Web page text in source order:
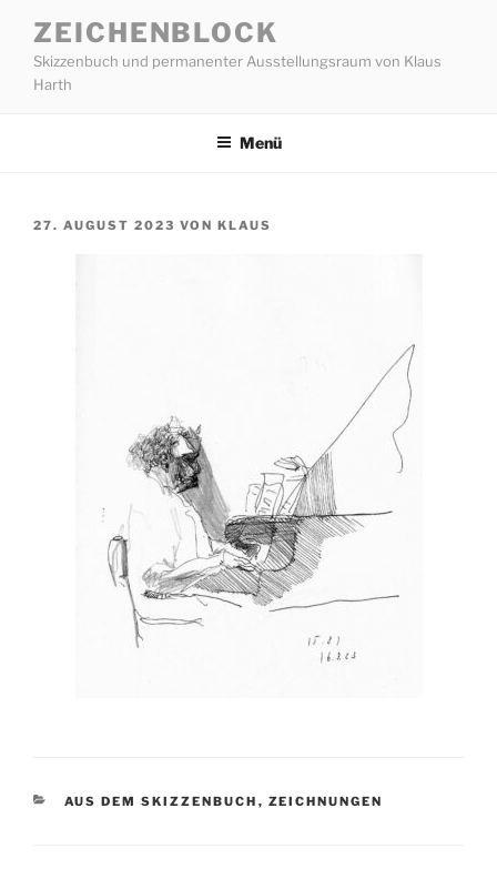
Inhalt
springen
ZEICHENBLOCK
Skizzenbuch und permanenter Ausstellungsraum von Klaus
Harth
Menü
VERÖFFENTLICHT
27. AUGUST 2023 VON KLAUS
KATEGORIEN
AUS DEM SKIZZENBUCH , ZEICHNUNGEN